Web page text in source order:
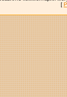
[